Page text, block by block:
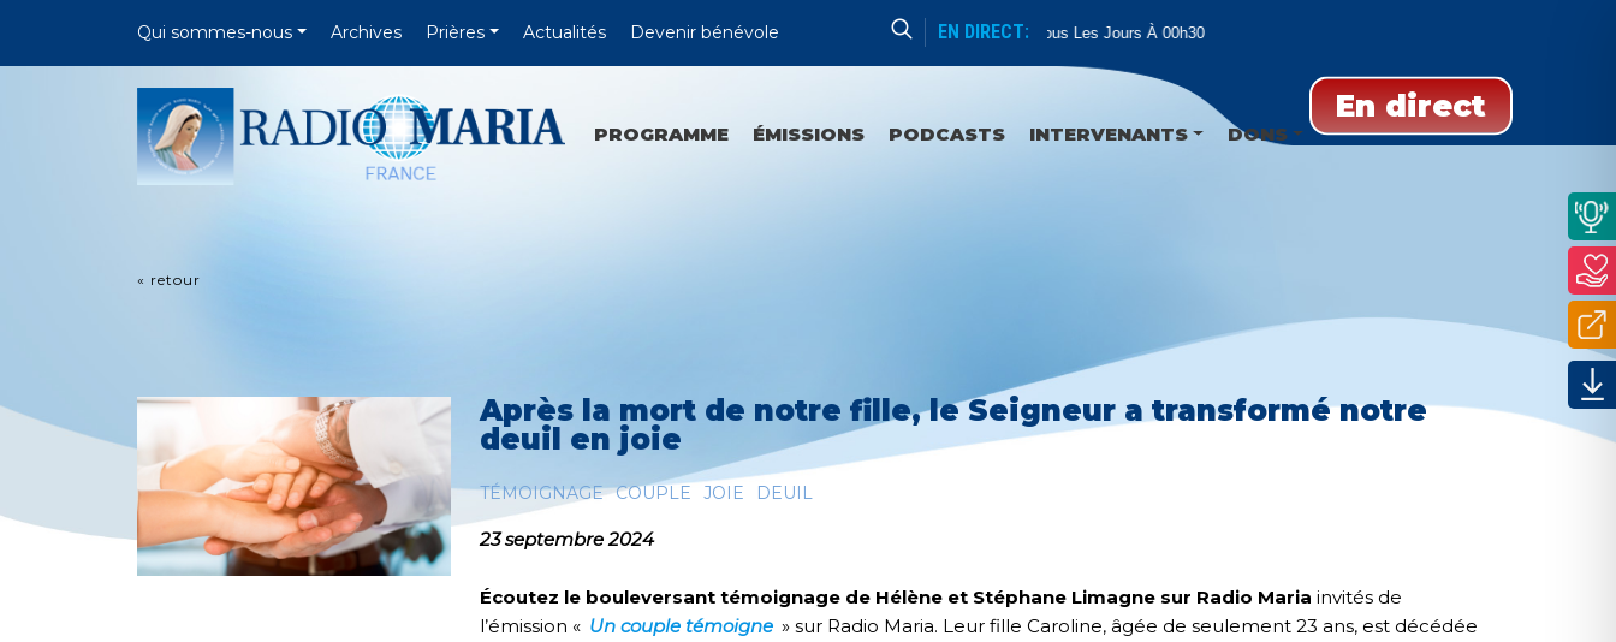
Qui sommes-nous Archives Prières Actualités Devenir bénévole EN DIRECT:
Psaumes Tous Les Jours À 00h30
En direct
PROGRAMME ÉMISSIONS PODCASTS INTERVENANTS DONS
« retour
Après la mort de notre fille, le Seigneur a transformé notre
deuil en joie
TÉMOIGNAGE COUPLE JOIE DEUIL
23 septembre 2024
Écoutez le bouleversant témoignage de Hélène et Stéphane Limagne sur Radio Maria invités de
l’émission « Un couple témoigne » sur Radio Maria. Leur fille Caroline, âgée de seulement 23 ans, est décédée